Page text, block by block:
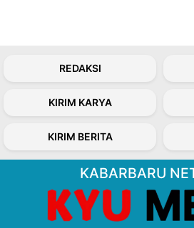
REDAKSI
KIRIM KARYA
KIRIM BERITA
KABARBARU